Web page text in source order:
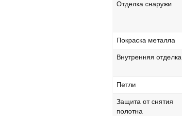
Отделка снаружи
Покраска металла
Внутренняя отделка
Петли
Защита от снятия
полотна